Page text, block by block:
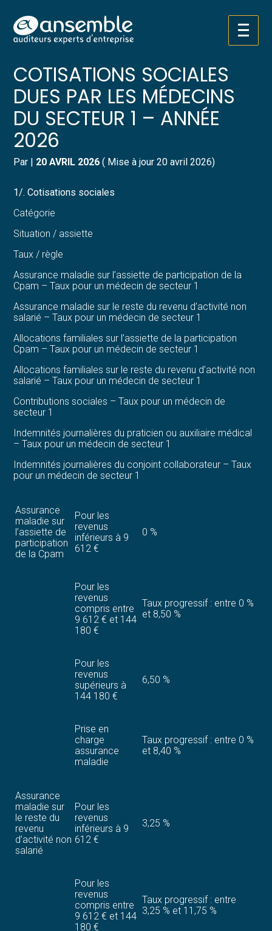
Aller
au
Créer et reprendre une activité
Gérer votre quotidien
Piloter votre entreprise
Développer votre entreprise
Construire votre patrimoine
Structurer votre croissance
Être prêt pour la facturation
électronique
Pilotez votre gestion
Suivre votre comptabilité
Gérer vos ressources humaines
Dématérialiser vos documents
TABLEAU DES
COTISATIONS SOCIALES
DUES PAR LES MÉDECINS
DU SECTEUR 1 – ANNÉE
2026
Par | 20 AVRIL 2026 ( Mise à jour 20 avril 2026)
1/. Cotisations sociales
Catégorie
Situation / assiette
Taux / règle
Assurance maladie sur l’assiette de participation de la
Cpam – Taux pour un médecin de secteur 1
Assurance maladie sur le reste du revenu d’activité non
salarié – Taux pour un médecin de secteur 1
Allocations familiales sur l’assiette de la participation
Cpam – Taux pour un médecin de secteur 1
Allocations familiales sur le reste du revenu d’activité non
salarié – Taux pour un médecin de secteur 1
Contributions sociales – Taux pour un médecin de
secteur 1
Indemnités journalières du praticien ou auxiliaire médical
– Taux pour un médecin de secteur 1
Indemnités journalières du conjoint collaborateur – Taux
pour un médecin de secteur 1
Assurance
maladie sur
l’assiette de
participation
de la Cpam
Pour les
revenus
inférieurs à 9
612 €
0 %
Pour les
revenus
compris entre
9 612 € et 144
180 €
Taux progressif : entre 0 %
et 8,50 %
Pour les
revenus
supérieurs à
144 180 €
6,50 %
Prise en
charge
assurance
maladie
Taux progressif : entre 0 %
et 8,40 %
Assurance
maladie sur
le reste du
revenu
d’activité non
salarié
Pour les
revenus
inférieurs à 9
612 €
3,25 %
Pour les
revenus
compris entre
9 612 € et 144
180 €
Taux progressif : entre
3,25 % et 11,75 %